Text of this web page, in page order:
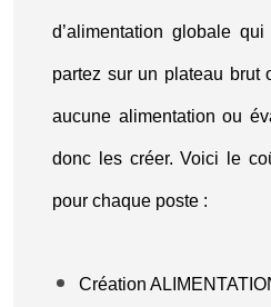
d’alimentation globale
partez sur un plateau brut
aucune alimentation ou
donc les créer. Voici le
pour chaque poste :
Création